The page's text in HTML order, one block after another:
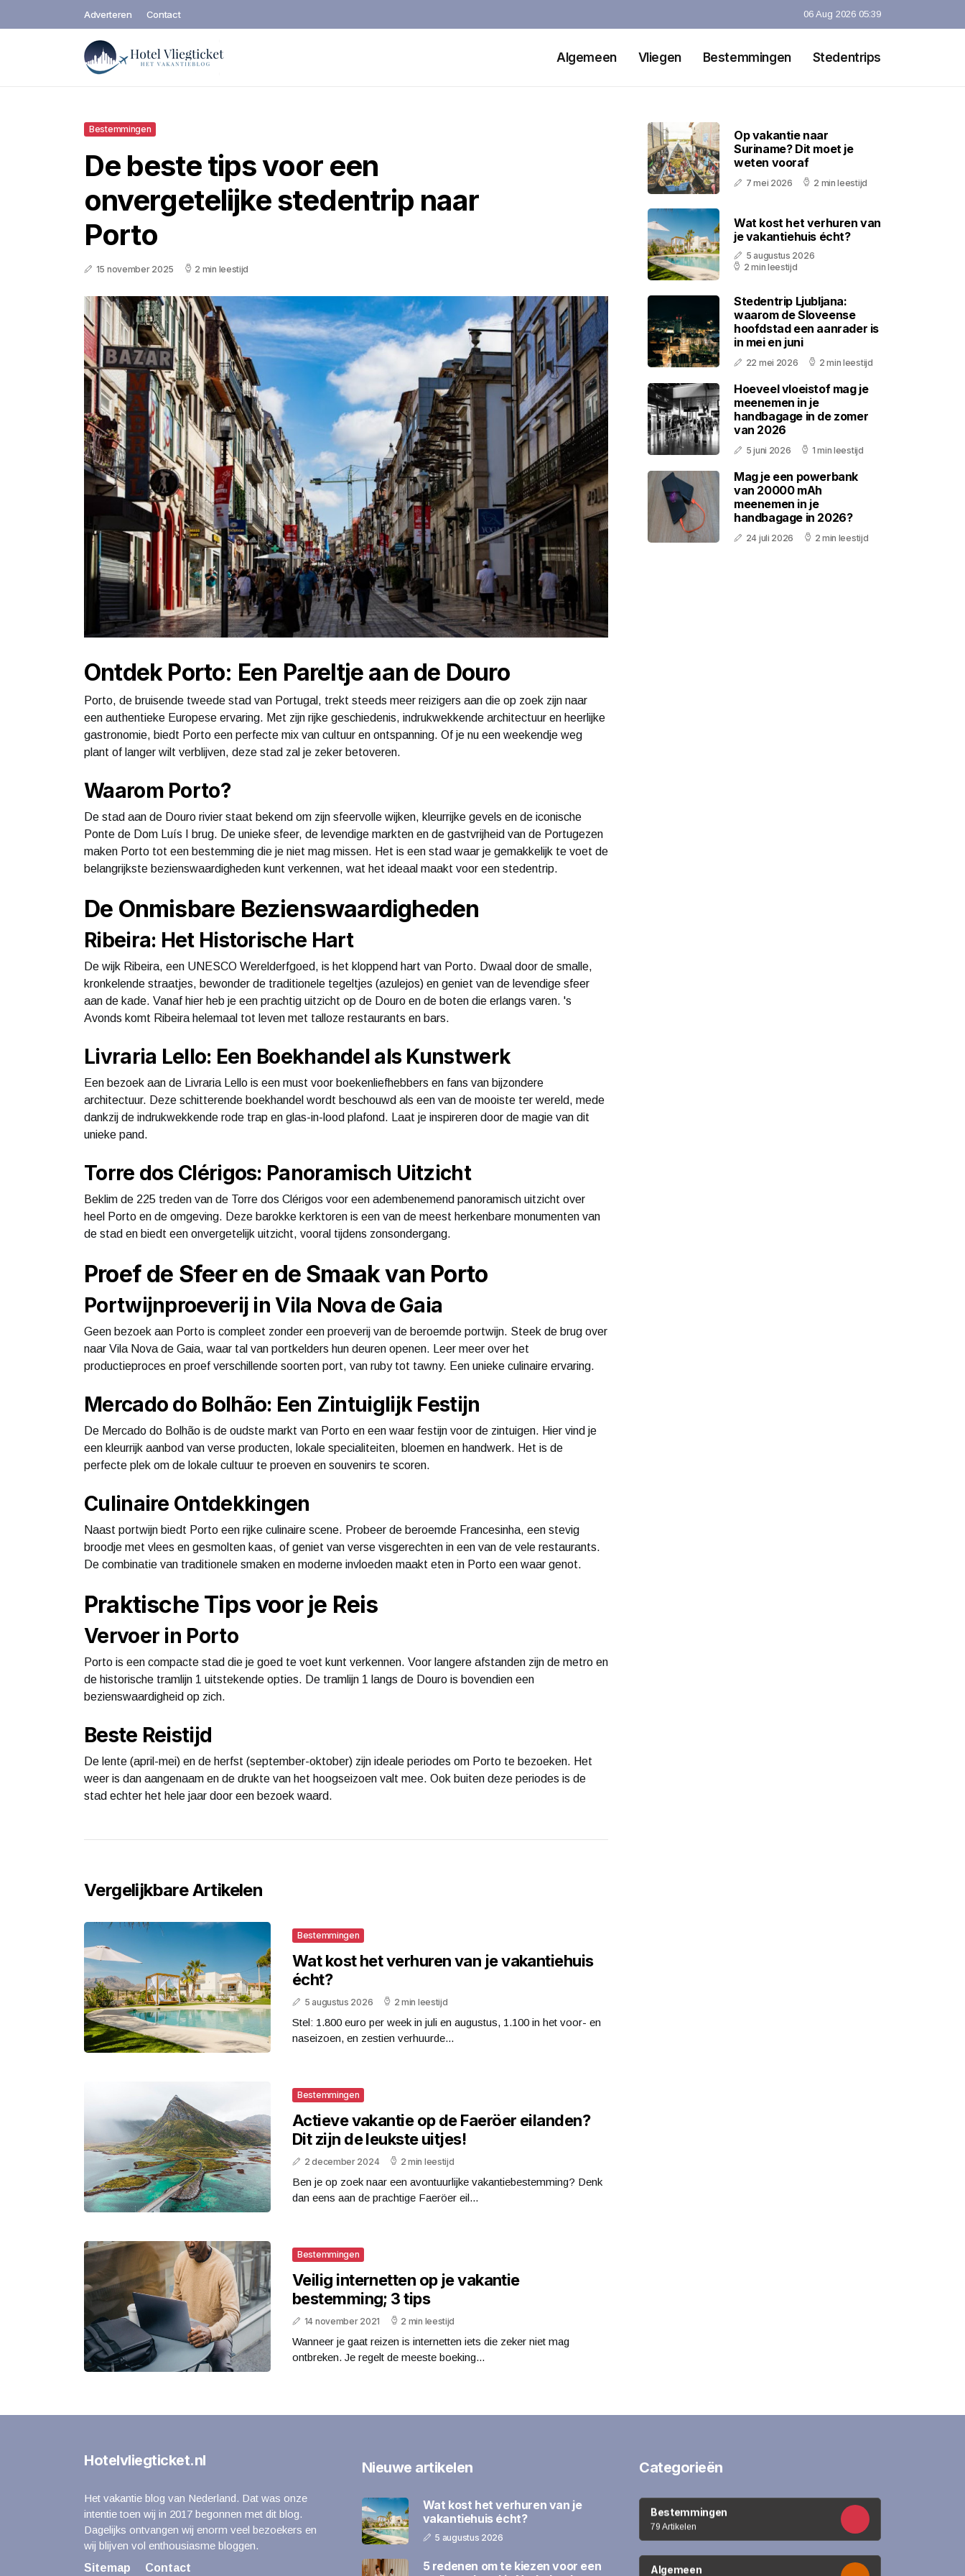
Adverteren Contact 06 Aug 2026 05:39
Algemeen Vliegen Bestemmingen Stedentrips
Bestemmingen
De beste tips voor een
onvergetelijke stedentrip naar
Porto
15 november 2025 2 min leestijd
Ontdek Porto: Een Pareltje aan de Douro
Porto, de bruisende tweede stad van Portugal, trekt steeds meer reizigers aan die op zoek zijn naar
een authentieke Europese ervaring. Met zijn rijke geschiedenis, indrukwekkende architectuur en heerlijke
gastronomie, biedt Porto een perfecte mix van cultuur en ontspanning. Of je nu een weekendje weg
plant of langer wilt verblijven, deze stad zal je zeker betoveren.
Waarom Porto?
De stad aan de Douro rivier staat bekend om zijn sfeervolle wijken, kleurrijke gevels en de iconische
Ponte de Dom Luís I brug. De unieke sfeer, de levendige markten en de gastvrijheid van de Portugezen
maken Porto tot een bestemming die je niet mag missen. Het is een stad waar je gemakkelijk te voet de
belangrijkste bezienswaardigheden kunt verkennen, wat het ideaal maakt voor een stedentrip.
De Onmisbare Bezienswaardigheden
Ribeira: Het Historische Hart
De wijk Ribeira, een UNESCO Werelderfgoed, is het kloppend hart van Porto. Dwaal door de smalle,
kronkelende straatjes, bewonder de traditionele tegeltjes (azulejos) en geniet van de levendige sfeer
aan de kade. Vanaf hier heb je een prachtig uitzicht op de Douro en de boten die erlangs varen. 's
Avonds komt Ribeira helemaal tot leven met talloze restaurants en bars.
Livraria Lello: Een Boekhandel als Kunstwerk
Een bezoek aan de Livraria Lello is een must voor boekenliefhebbers en fans van bijzondere
architectuur. Deze schitterende boekhandel wordt beschouwd als een van de mooiste ter wereld, mede
dankzij de indrukwekkende rode trap en glas-in-lood plafond. Laat je inspireren door de magie van dit
unieke pand.
Torre dos Clérigos: Panoramisch Uitzicht
Beklim de 225 treden van de Torre dos Clérigos voor een adembenemend panoramisch uitzicht over
heel Porto en de omgeving. Deze barokke kerktoren is een van de meest herkenbare monumenten van
de stad en biedt een onvergetelijk uitzicht, vooral tijdens zonsondergang.
Proef de Sfeer en de Smaak van Porto
Portwijnproeverij in Vila Nova de Gaia
Geen bezoek aan Porto is compleet zonder een proeverij van de beroemde portwijn. Steek de brug over
naar Vila Nova de Gaia, waar tal van portkelders hun deuren openen. Leer meer over het
productieproces en proef verschillende soorten port, van ruby tot tawny. Een unieke culinaire ervaring.
Mercado do Bolhão: Een Zintuiglijk Festijn
De Mercado do Bolhão is de oudste markt van Porto en een waar festijn voor de zintuigen. Hier vind je
een kleurrijk aanbod van verse producten, lokale specialiteiten, bloemen en handwerk. Het is de
perfecte plek om de lokale cultuur te proeven en souvenirs te scoren.
Culinaire Ontdekkingen
Naast portwijn biedt Porto een rijke culinaire scene. Probeer de beroemde Francesinha, een stevig
broodje met vlees en gesmolten kaas, of geniet van verse visgerechten in een van de vele restaurants.
De combinatie van traditionele smaken en moderne invloeden maakt eten in Porto een waar genot.
Praktische Tips voor je Reis
Vervoer in Porto
Porto is een compacte stad die je goed te voet kunt verkennen. Voor langere afstanden zijn de metro en
de historische tramlijn 1 uitstekende opties. De tramlijn 1 langs de Douro is bovendien een
bezienswaardigheid op zich.
Beste Reistijd
De lente (april-mei) en de herfst (september-oktober) zijn ideale periodes om Porto te bezoeken. Het
weer is dan aangenaam en de drukte van het hoogseizoen valt mee. Ook buiten deze periodes is de
stad echter het hele jaar door een bezoek waard.
Vergelijkbare Artikelen
Bestemmingen
Wat kost het verhuren van je vakantiehuis
écht?
5 augustus 2026 2 min leestijd
Stel: 1.800 euro per week in juli en augustus, 1.100 in het voor- en
naseizoen, en zestien verhuurde...
Bestemmingen
Actieve vakantie op de Faeröer eilanden?
Dit zijn de leukste uitjes!
2 december 2024 2 min leestijd
Ben je op zoek naar een avontuurlijke vakantiebestemming? Denk
dan eens aan de prachtige Faeröer eil...
Bestemmingen
Veilig internetten op je vakantie
bestemming; 3 tips
14 november 2021 2 min leestijd
Wanneer je gaat reizen is internetten iets die zeker niet mag
ontbreken. Je regelt de meeste boeking...
Op vakantie naar
Suriname? Dit moet je
weten vooraf
7 mei 2026 2 min leestijd
Wat kost het verhuren van
je vakantiehuis écht?
5 augustus 2026
2 min leestijd
Stedentrip Ljubljana:
waarom de Sloveense
hoofdstad een aanrader is
in mei en juni
22 mei 2026 2 min leestijd
Hoeveel vloeistof mag je
meenemen in je
handbagage in de zomer
van 2026
5 juni 2026 1 min leestijd
Mag je een powerbank
van 20000 mAh
meenemen in je
handbagage in 2026?
24 juli 2026 2 min leestijd
Hotelvliegticket.nl
Het vakantie blog van Nederland. Dat was onze
intentie toen wij in 2017 begonnen met dit blog.
Dagelijks ontvangen wij enorm veel bezoekers en
wij blijven vol enthousiasme bloggen.
Sitemap
Contact
Nieuwe artikelen
Wat kost het verhuren van je
vakantiehuis écht?
5 augustus 2026
5 redenen om te kiezen voor een
Categorieën
Bestemmingen
79 Artikelen
Algemeen